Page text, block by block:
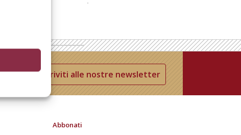
Iscriviti alle nostre newsletter
Abbonati